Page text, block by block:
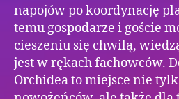
napojów po koordynację
temu gospodarze i goście
cieszeniu się chwilą,
jest w rękach fachowców.
Orchidea to miejsce nie